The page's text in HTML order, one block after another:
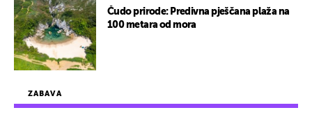
ZABAVA
Čudo prirode: Predivna pješčana plaža na
100 metara od mora